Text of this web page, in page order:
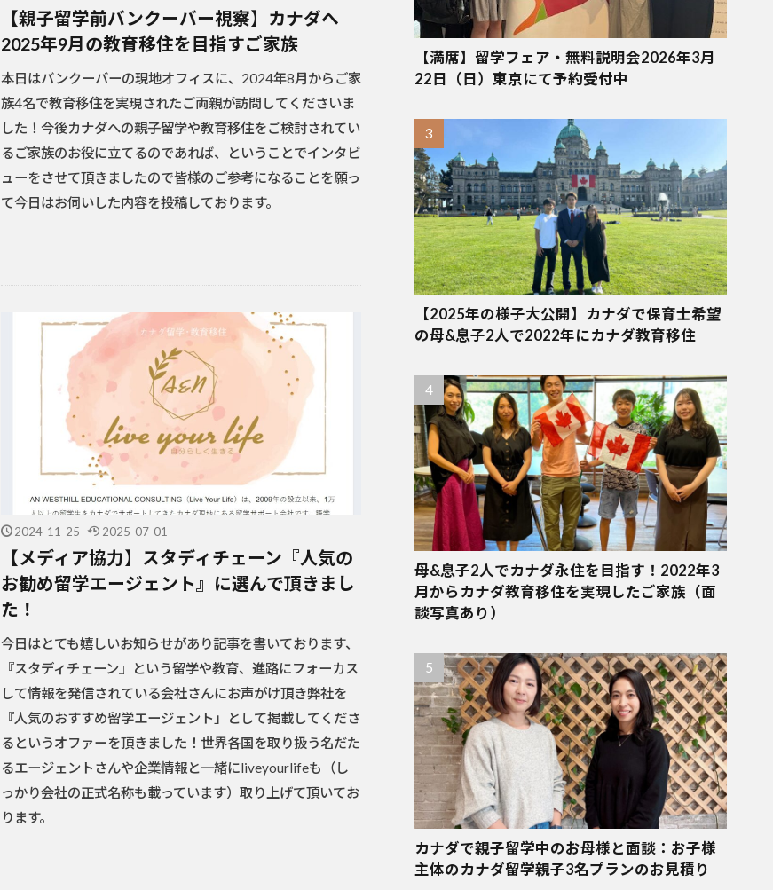
【親子留学前バンクーバー視察】カナダへ
2025年9月の教育移住を目指すご家族
本日はバンクーバーの現地オフィスに、2024年8月からご家
族4名で教育移住を実現されたご両親が訪問してくださいま
した！今後カナダへの親子留学や教育移住をご検討されてい
るご家族のお役に立てるのであれば、ということでインタビ
ューをさせて頂きましたので皆様のご参考になることを願っ
て今日はお伺いした内容を投稿しております。
2024-11-25 2025-07-01
【メディア協力】スタディチェーン『人気の
お勧め留学エージェント』に選んで頂きまし
た！
今日はとても嬉しいお知らせがあり記事を書いております、
『スタディチェーン』という留学や教育、進路にフォーカス
して情報を発信されている会社さんにお声がけ頂き弊社を
『人気のおすすめ留学エージェント」として掲載してくださ
るというオファーを頂きました！世界各国を取り扱う名だた
るエージェントさんや企業情報と一緒にliveyourlifeも（し
っかり会社の正式名称も載っています）取り上げて頂いてお
ります。
【満席】留学フェア・無料説明会2026年3月
22日（日）東京にて予約受付中
【2025年の様子大公開】カナダで保育士希望
の母&息子2人で2022年にカナダ教育移住
母&息子2人でカナダ永住を目指す！2022年3
月からカナダ教育移住を実現したご家族（面
談写真あり）
カナダで親子留学中のお母様と面談：お子様
主体のカナダ留学親子3名プランのお見積り